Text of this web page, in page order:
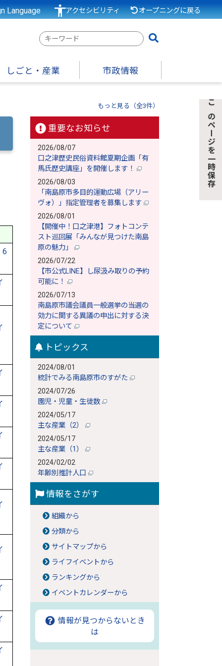
Language アクセシビリティ オープニングに戻る
検
ー
ワ
しごと・産業 市政情報
もっと見る（全3件）
6
重要なお知らせ
2026/08/07
口之津歴史民俗資料館夏期企画「有
馬氏歴史講座」を開催します！
2026/08/03
「南島原市多目的運動広場（アリー
ヴォ）」指定管理者を募集します
2026/08/01
【開催中！口之津港】フォトコンテ
スト巡回展「みんなが見つけた南島
原の魅力」
2026/07/22
【市公式LINE】し尿汲み取りの予約
可能に！
2026/07/13
南島原市議会議員一般選挙の当選の
効力に関する異議の申出に対する決
定について
トピックス
2024/08/01
統計でみる南島原市のすがた
2024/07/26
園児・児童・生徒数
2024/05/17
主な産業（2）
2024/05/17
主な産業（1）
2024/02/02
年齢別推計人口
情報をさがす
組織から
分類から
サイトマップから
ライフイベントから
ランキングから
イベントカレンダーから
情報が見つからないとき
は
このページを一時保存